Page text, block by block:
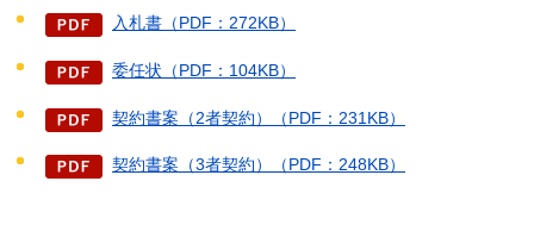
入札書（PDF：272KB）
委任状（PDF：104KB）
契約書案（2者契約）（PDF：231KB）
契約書案（3者契約）（PDF：248KB）